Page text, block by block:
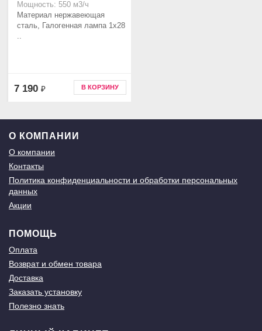
Мощность: 550 м3/ч
Материал нержавеющая
сталь, Галогенная лампа 1x28
..
7 190 ₽ В КОРЗИНУ
О КОМПАНИИ
О компании
Контакты
Политика конфиденциальности и обработки персональных
данных
Акции
ПОМОЩЬ
Оплата
Возврат и обмен товара
Доставка
Заказать установку
Полезно знать